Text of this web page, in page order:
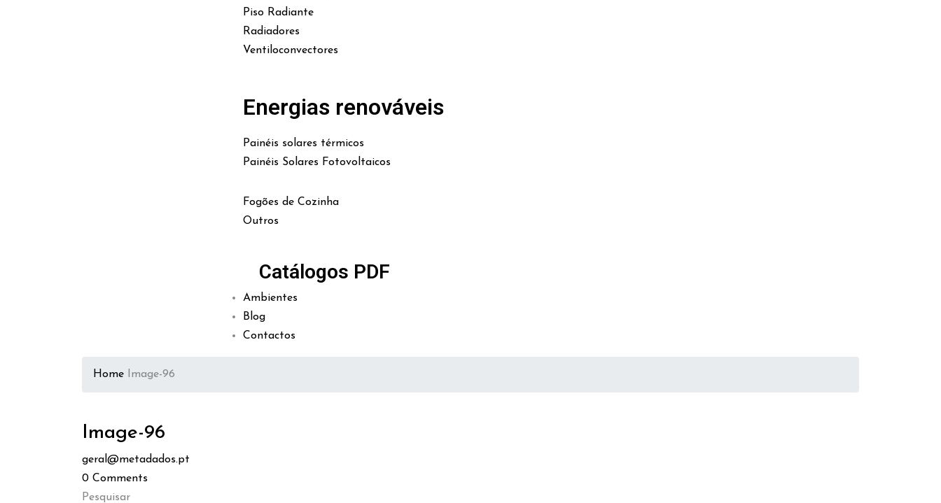
Piso Radiante
Radiadores
Ventiloconvectores
Energias renováveis
Painéis solares térmicos
Painéis Solares Fotovoltaicos
Fogões de Cozinha
Outros
Catálogos PDF
Ambientes
Blog
Contactos
Home Image-96
Image-96
geral@metadados.pt
0 Comments
Pesquisar